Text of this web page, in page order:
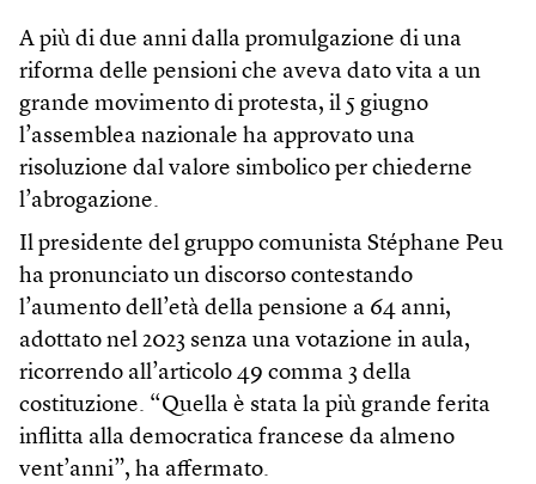
A più di due anni dalla promulgazione di una
riforma delle pensioni che aveva dato vita a un
grande movimento di protesta, il 5 giugno
l’assemblea nazionale ha approvato una
risoluzione dal valore simbolico per chiederne
l’abrogazione.
Il presidente del gruppo comunista Stéphane Peu
ha pronunciato un discorso contestando
l’aumento dell’età della pensione a 64 anni,
adottato nel 2023 senza una votazione in aula,
ricorrendo all’articolo 49 comma 3 della
costituzione. “Quella è stata la più grande ferita
inflitta alla democratica francese da almeno
vent’anni”, ha affermato.